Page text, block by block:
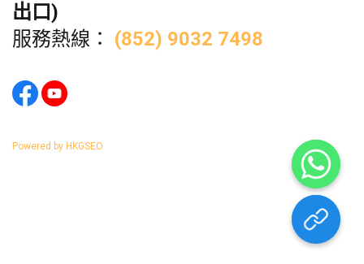
出口)
服務熱線： (852) 9032 7498
Powered by HKGSEO